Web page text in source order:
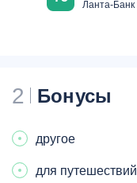
Ланта-Банк
2 Бонусы
другое
для путешествий